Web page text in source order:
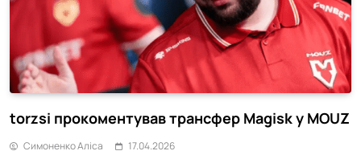
torzsi прокоментував трансфер Magisk у MOUZ
Симоненко Аліса 17.04.2026